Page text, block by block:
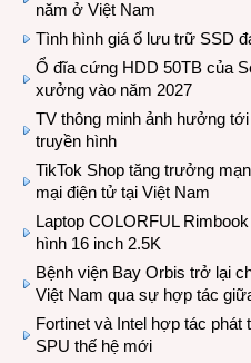
năm ở Việt Nam
Tình hình giá ổ lưu trữ SSD
Ổ đĩa cứng HDD 50TB của
xưởng vào năm 2027
TV thông minh ảnh hưởng
truyền hình
TikTok Shop tăng trưởng
mại điện tử tại Việt Nam
Laptop COLORFUL
hình 16 inch 2.5K
Bệnh viện Bay Orbis trở lại
Việt Nam qua sự hợp tác
Fortinet và Intel hợp tác
SPU thế hệ mới